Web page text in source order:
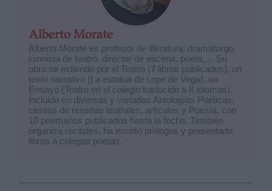
Alberto Morate
Alberto Morate es profesor de literatura, dramaturgo,
cronista de teatro, director de escena, poeta,… Su
obra se extiende por el Teatro (7 libros publicados), un
texto narrativo (La estatua de Lope de Vega), un
Ensayo (Teatro en el colegio traducido a 8 idiomas).
Incluido en diversas y variadas Antologías Poéticas,
cientos de reseñas teatrales, artículos y Poesía, con
10 poemarios publicados hasta la fecha. También
organiza recitales, ha escrito prólogos y presentado
libros a colegas poetas.